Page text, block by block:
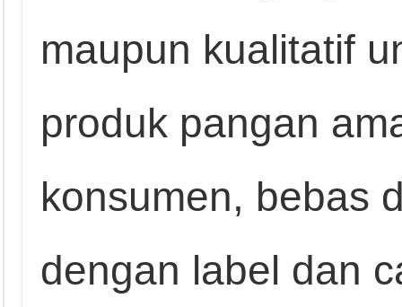
maupun kualitatif
produk pangan
konsumen, bebas
dengan label dan